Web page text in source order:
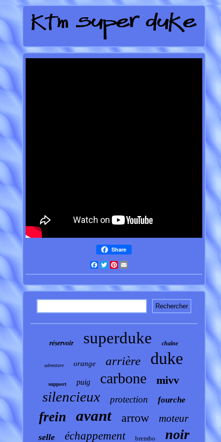
Share
Facebook
TwitterPinterest
réservoir superduke chaîne
adventure orange arrière duke
support puig carbone mivv
silencieux protection fourche
frein avant arrow moteur
selle échappement brembo noir